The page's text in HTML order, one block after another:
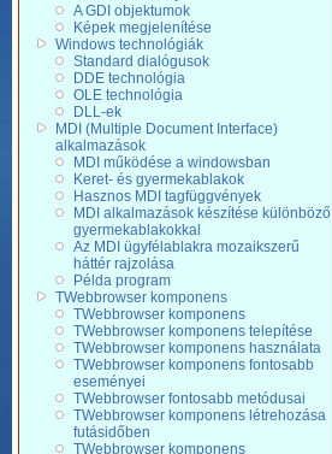
A GDI objektumok
Képek megjelenítése
Windows technológiák
Standard dialógusok
DDE technológia
OLE technológia
DLL-ek
MDI (Multiple Document Interface)
alkalmazások
MDI működése a windowsban
Keret- és gyermekablakok
Hasznos MDI tagfüggvények
MDI alkalmazások készítése különböző
gyermekablakokkal
Az MDI ügyfélablakra mozaikszerű
háttér rajzolása
Példa program
TWebbrowser komponens
TWebbrowser komponens
TWebbrowser komponens telepítése
TWebbrowser komponens használata
TWebbrowser komponens fontosabb
eseményei
TWebbrowser fontosabb metódusai
TWebbrowser komponens létrehozása
futásidőben
TWebbrowser komponens